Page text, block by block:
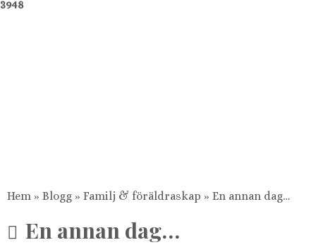
3948
Hem » Blogg » Familj & föräldraskap » En annan dag…
En annan dag…